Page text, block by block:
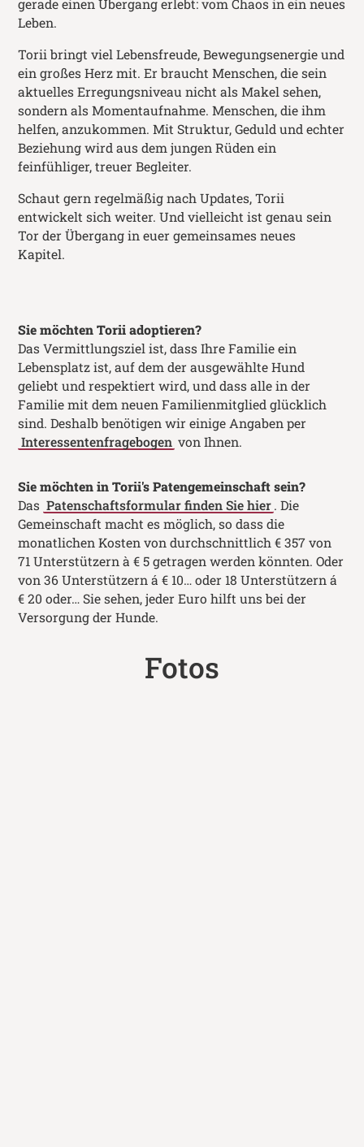
gerade einen Übergang erlebt: vom Chaos in ein neues
Leben.
Torii bringt viel Lebensfreude, Bewegungsenergie und
ein großes Herz mit. Er braucht Menschen, die sein
aktuelles Erregungsniveau nicht als Makel sehen,
sondern als Momentaufnahme. Menschen, die ihm
helfen, anzukommen. Mit Struktur, Geduld und echter
Beziehung wird aus dem jungen Rüden ein
feinfühliger, treuer Begleiter.
Schaut gern regelmäßig nach Updates, Torii
entwickelt sich weiter. Und vielleicht ist genau sein
Tor der Übergang in euer gemeinsames neues
Kapitel.
Sie möchtenTorii adoptieren?
Das Vermittlungsziel ist, dass Ihre Familie ein
Lebensplatz ist, auf dem der ausgewählte Hund
geliebt und respektiert wird, und dass alle in der
Familie mit dem neuen Familienmitglied glücklich
sind. Deshalb benötigen wir einige Angaben per
Interessentenfragebogen von Ihnen.
Sie möchten inTorii's Patengemeinschaft sein?
Das Patenschaftsformular finden Sie hier . Die
Gemeinschaft macht es möglich, so dass die
monatlichen Kosten von durchschnittlich € 357 von
71 Unterstützern à € 5 getragen werden könnten. Oder
von 36 Unterstützern á € 10… oder 18 Unterstützern á
€ 20 oder… Sie sehen, jeder Euro hilft uns bei der
Versorgung der Hunde.
Fotos